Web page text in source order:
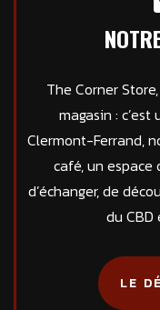
The Corner
magasin :
Clermont-Ferrand,
café, un espace
d’échanger, de
du CBD
LE